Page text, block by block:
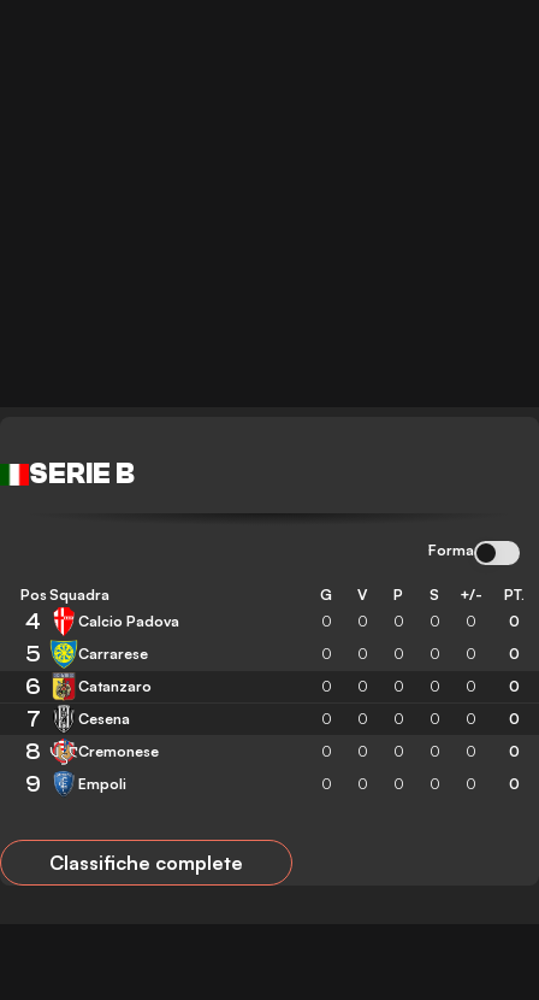
SERIE B
Forma
Pos Squadra G V P S +/- PT.
4 Calcio Padova 0 0 0 0 0 0
5 Carrarese 0 0 0 0 0 0
6 Catanzaro 0 0 0 0 0 0
7 Cesena 0 0 0 0 0 0
8 Cremonese 0 0 0 0 0 0
9 Empoli 0 0 0 0 0 0
Classifiche complete